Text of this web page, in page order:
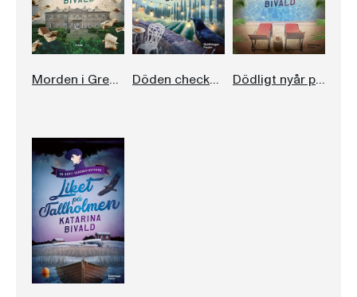
Morden i Great Diddling Döden checkar in Dödligt nyår på Teneriffa